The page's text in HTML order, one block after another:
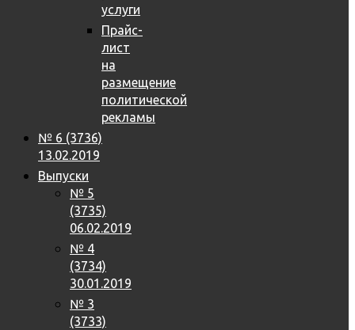
услуги
Прайс-
лист
на
размещение
политической
рекламы
№ 6 (3736)
13.02.2019
Выпуски
№ 5
(3735)
06.02.2019
№ 4
(3734)
30.01.2019
№ 3
(3733)